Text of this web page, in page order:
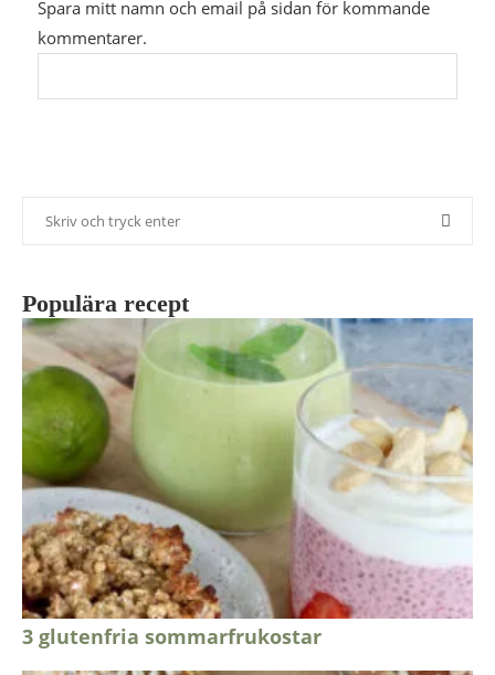
Spara mitt namn och email på sidan för kommande
kommentarer.
Populära recept
3 glutenfria sommarfrukostar